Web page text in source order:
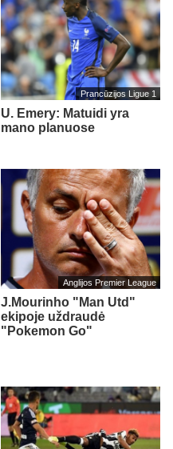
Prancūzijos Ligue 1
U. Emery: Matuidi yra
mano planuose
Anglijos Premier League
J.Mourinho "Man Utd"
ekipoje uždraudė
"Pokemon Go"